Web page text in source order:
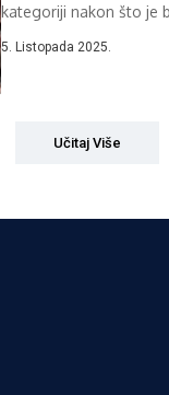
kategoriji nakon što je
5. Listopada 2025.
Učitaj Više